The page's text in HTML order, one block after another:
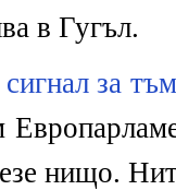
в Гугъл.
сигнал за
нищо.